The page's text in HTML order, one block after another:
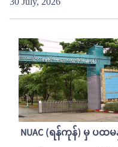
NUAC (ရန်ကုန်) မှ ပ